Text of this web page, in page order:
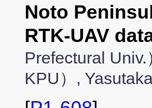
Noto
RTK-UAV
Prefectural
KPU）,